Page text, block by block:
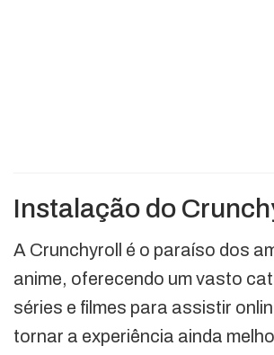
Instalação do
A Crunchyroll é o paraíso dos
anime, oferecendo um vasto
séries e filmes para assistir
tornar a experiência ainda